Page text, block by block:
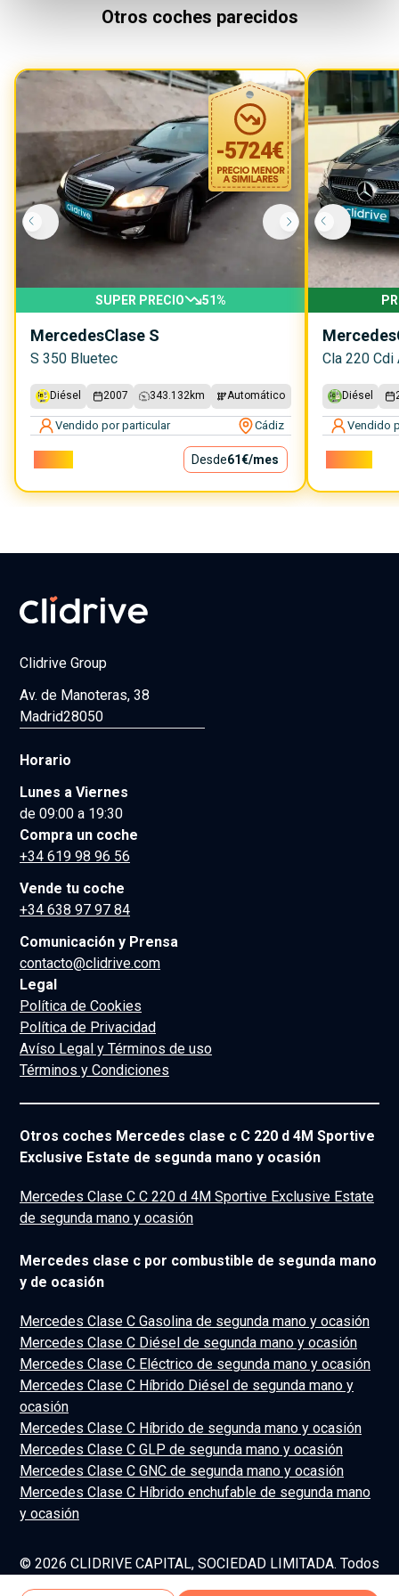
Otros coches parecidos
-5724€
SUPER PRECIO 51%
MercedesClase S
S 350 Bluetec
Diésel 2007 343.132km Automático
Vendido por particular Cádiz
Desde61€/mes
Mercedes
Cla 220 Cdi
Diésel
Vendido
Clidrive Group
Av. de Manoteras, 38
Madrid28050
Horario
Lunes a Viernes
de 09:00 a 19:30
Compra un coche
+34 619 98 96 56
Vende tu coche
+34 638 97 97 84
Comunicación y Prensa
contacto@clidrive.com
Legal
Política de Cookies
Política de Privacidad
Avíso Legal y Términos de uso
Términos y Condiciones
Otros coches Mercedes clase c C 220 d 4M Sportive
Exclusive Estate de segunda mano y ocasión
Mercedes Clase C C 220 d 4M Sportive Exclusive Estate
de segunda mano y ocasión
Mercedes clase c por combustible de segunda mano
y de ocasión
Mercedes Clase C Gasolina de segunda mano y ocasión
Mercedes Clase C Diésel de segunda mano y ocasión
Mercedes Clase C Eléctrico de segunda mano y ocasión
Mercedes Clase C Híbrido Diésel de segunda mano y
ocasión
Mercedes Clase C Híbrido de segunda mano y ocasión
Mercedes Clase C GLP de segunda mano y ocasión
Mercedes Clase C GNC de segunda mano y ocasión
Mercedes Clase C Híbrido enchufable de segunda mano
y ocasión
© 2026 CLIDRIVE CAPITAL, SOCIEDAD LIMITADA. Todos
los derechos reservados.